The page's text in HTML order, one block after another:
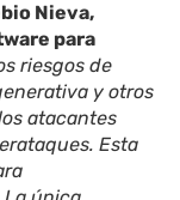
Nieva,
para
riesgos de
y otros
atacantes
Esta